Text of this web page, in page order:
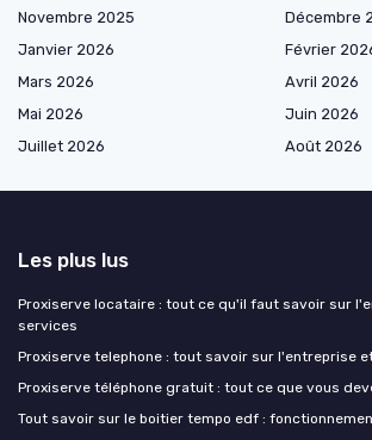
Novembre 2025
Décembre
Janvier 2026
Février
Mars 2026
Avril 2026
Mai 2026
Juin 2026
Juillet 2026
Août 2026
Les plus lus
Proxiserve locataire : tout ce qu'il faut savoir sur
services
Proxiserve telephone : tout savoir sur l'entreprise
Proxiserve téléphone gratuit : tout ce que vous
Tout savoir sur le boitier tempo edf :